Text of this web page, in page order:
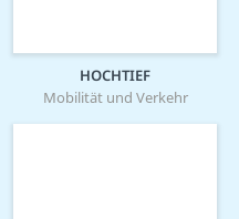
HOCHTIEF
Mobilität und Verkehr